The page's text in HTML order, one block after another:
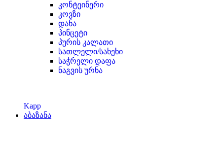
კონტეინერი
კოვზი
დანა
პინცეტი
პურის კალათი
სათლელი/სახეხი
საჭრელი დაფა
ნაგვის ურნა
Kapp
აბაზანა